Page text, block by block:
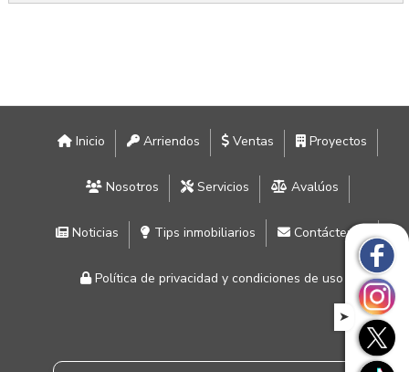
Inicio Arriendos Ventas Proyectos
Nosotros Servicios Avalúos
Noticias Tips inmobiliarios Contáctenos
Política de privacidad y condiciones de uso
➤